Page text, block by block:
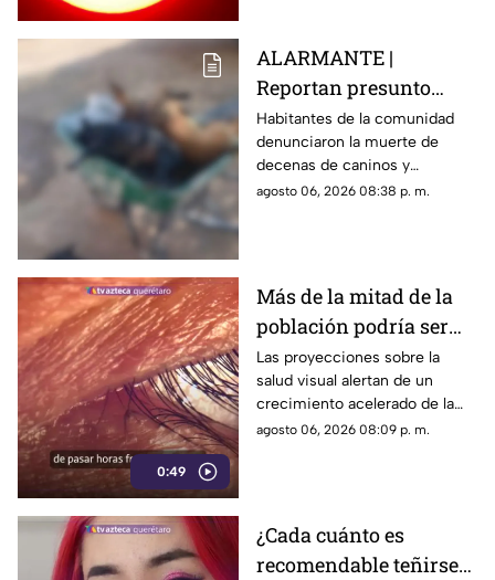
ALARMANTE |
Reportan presunto
env3nen4miento de al
menos 23 perros en
esta zona de Querétaro:
IMAGENES SENSIBLES
Habitantes de la comunidad
denunciaron la muerte de
decenas de caninos y
solicitaron que se esclarezcan
agosto 06, 2026 08:38 p. m.
0:49
Más de la mitad de la
población podría ser
miope en 2050;
especialistas advierten
las causas
Las proyecciones sobre la
salud visual alertan de un
crecimiento acelerado de la
miopía y señalan que pasar
agosto 06, 2026 08:09 p. m.
¿Cada cuánto es
recomendable teñirse